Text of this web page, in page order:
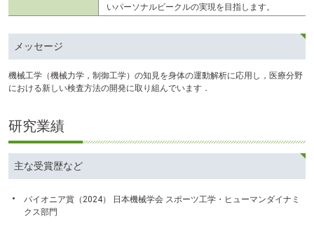
いパーソナルビークルの実現を目指します。
メッセージ
機械工学（機械力学，制御工学）の知見を身体の運動解析に応用し，医療分野
における新しい検査方法の開発に取り組んでいます．
研究業績
主な受賞歴など
パイオニア賞（2024） 日本機械学会 スポーツ工学・ヒューマンダイナミ
クス部門